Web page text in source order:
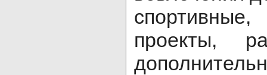
проекты,